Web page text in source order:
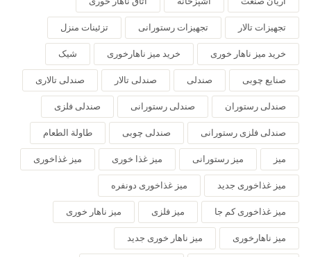
تجهیزات تالار تجهیزات رستورانی تزئینات منزل
خرید میز ناهار خوری خرید میز ناهارخوری شیک
صنایع چوبی صندلی صندلی تالار صندلی تالاری
صندلی رستوران صندلی رستورانی صندلی فلزی
صندلی فلزی رستورانی صندلی چوبی طاولة الطعام
میز میز رستورانی میز غذا خوری میز غذاخوری
میز غذاخوری جدید میز غذاخوری دونفره
میز غذاخوری کم جا میز فلزی میز ناهار خوری
میز ناهارخوری میز ناهار خوری جدید